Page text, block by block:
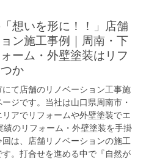
ン施工事例｜周南・下
ーム・外壁塗装はリフ
か
にて店舗のリノベーション工事施
ジです。当社は山口県周南市・
アでリフォームや外壁塗装でエ
績のリフォーム・外壁塗装を手掛
回は、店舗リノベーションの施工
。打合せを進める中で『自然が